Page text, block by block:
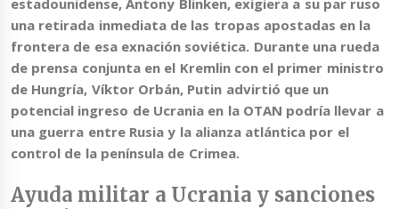
una retirada inmediata de las tropas apostadas en la
frontera de esa exnación soviética. Durante una rueda
de prensa conjunta en el Kremlin con el primer ministro
de Hungría, Víktor Orbán, Putin advirtió queun
potencial ingreso de Ucrania en la OTAN podría llevar a
una guerra entre Rusia y la alianza atlántica por el
control de la península de Crimea.
Ayuda militar a Ucrania y sanciones